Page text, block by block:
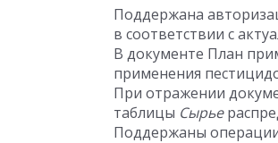
Поддержана
в соответствии с
В документе План
применения
При отражении
таблицы Сырье
Поддержаны